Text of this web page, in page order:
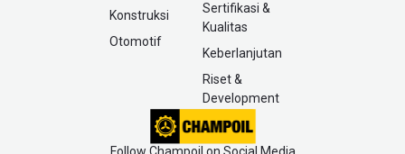
Konstruksi
Otomotif
Sertifikasi &
Kualitas
Keberlanjutan
Riset &
Development